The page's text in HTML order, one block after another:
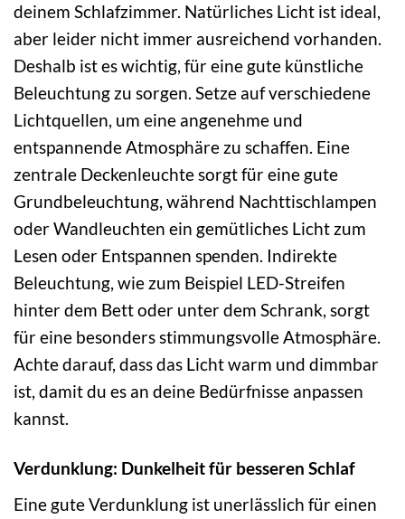
deinem Schlafzimmer. Natürliches Licht ist ideal,
aber leider nicht immer ausreichend vorhanden.
Deshalb ist es wichtig, für eine gute künstliche
Beleuchtung zu sorgen. Setze auf verschiedene
Lichtquellen, um eine angenehme und
entspannende Atmosphäre zu schaffen. Eine
zentrale Deckenleuchte sorgt für eine gute
Grundbeleuchtung, während Nachttischlampen
oder Wandleuchten ein gemütliches Licht zum
Lesen oder Entspannen spenden. Indirekte
Beleuchtung, wie zum Beispiel LED-Streifen
hinter dem Bett oder unter dem Schrank, sorgt
für eine besonders stimmungsvolle Atmosphäre.
Achte darauf, dass das Licht warm und dimmbar
ist, damit du es an deine Bedürfnisse anpassen
kannst.
Verdunklung: Dunkelheit für besseren Schlaf
Eine gute Verdunklung ist unerlässlich für einen